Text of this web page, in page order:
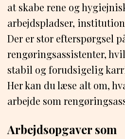
at skabe rene og
arbejdspladser,
Der er stor efterspørgsel
rengøringsassistenter,
stabil og forudsigelig
Her kan du læse alt om,
arbejde som
Arbejdsopgaver som